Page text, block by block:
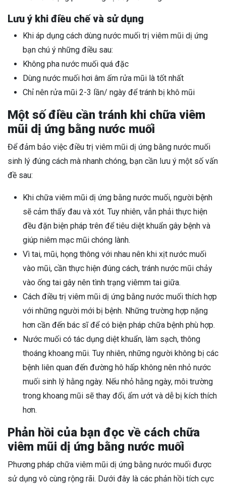
Lưu ý khi điều chế và sử dụng
Khi áp dụng cách dùng nước muối trị viêm mũi dị ứng
bạn chú ý những điều sau:
Không pha nước muối quá đặc
Dùng nước muối hơi âm ấm rửa mũi là tốt nhất
Chỉ nên rửa mũi 2-3 lần/ ngày để tránh bị khô mũi
Một số điều cần tránh khi chữa viêm
mũi dị ứng bằng nước muối
Để đảm bảo việc điều trị viêm mũi dị ứng bằng nước muối
sinh lý đúng cách mà nhanh chóng, bạn cần lưu ý một số vấn
đề sau:
Khi chữa viêm mũi dị ứng bằng nước muối, người bệnh
sẽ cảm thấy đau và xót. Tuy nhiên, vẫn phải thực hiện
đều đặn biện pháp trên để tiêu diệt khuẩn gây bệnh và
giúp niêm mạc mũi chóng lành.
Vì tai, mũi, họng thông với nhau nên khi xịt nước muối
vào mũi, cần thực hiện đúng cách, tránh nước mũi chảy
vào ống tai gây nên tình trạng viêmm tai giữa.
Cách điều trị viêm mũi dị ứng bằng nước muối thích hợp
với những người mới bị bệnh. Những trường hợp nặng
hơn cần đến bác sĩ để có biện pháp chữa bệnh phù hợp.
Nước muối có tác dụng diệt khuẩn, làm sạch, thông
thoáng khoang mũi. Tuy nhiên, những người không bị các
bệnh liên quan đến đường hô hấp không nên nhỏ nước
muối sinh lý hằng ngày. Nếu nhỏ hằng ngày, môi trường
trong khoang mũi sẽ thay đổi, ẩm ướt và dễ bị kích thích
hơn.
Phản hồi của bạn đọc về cách chữa
viêm mũi dị ứng bằng nước muối
Phương pháp chữa viêm mũi dị ứng bằng nước muối được
sử dụng vô cùng rộng rãi. Dưới đây là các phản hồi tích cực